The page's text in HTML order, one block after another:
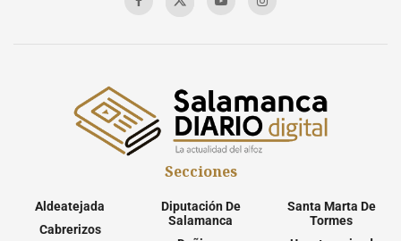
Secciones
Aldeatejada
Cabrerizos
Diputación De
Salamanca
Santa Marta De
Tormes